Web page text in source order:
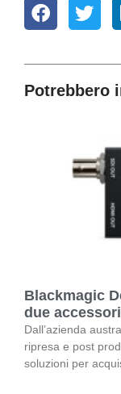
Potrebbero
Blackmagic
due
Dall’azienda
ripresa e post
soluzioni per